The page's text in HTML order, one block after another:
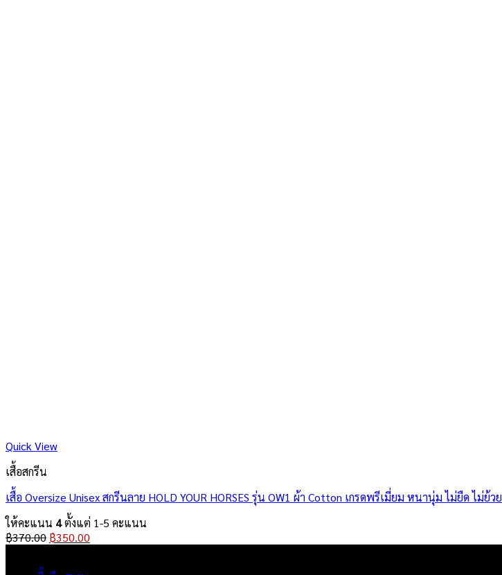
Quick View
เสื้อสกรีน
เสื้อ Oversize Unisex สกรีนลาย HOLD YOUR HORSES รุ่น OW1 ผ้า Cotton เกรดพรีเมี่ยม หนานุ่ม ไม่ยืด ไม่ย้วย
ให้คะแนน 4ตั้งแต่ 1-5 คะแนน
฿370.00 Original
฿350.00